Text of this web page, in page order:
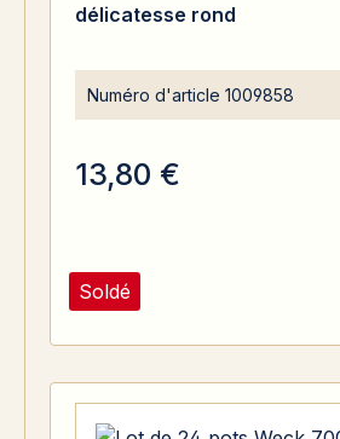
Soldé
délicatesse rond
Numéro d'article 1009858
13,80 €